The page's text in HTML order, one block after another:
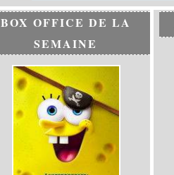
BOX OFFICE DE LA
SEMAINE